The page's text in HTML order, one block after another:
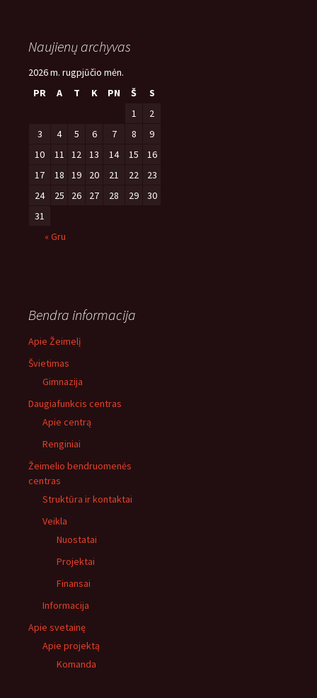
Naujienų archyvas
2026 m. rugpjūčio mėn.
PR
A T K PN Š
S
1
2
3
4 5 6 7 8
9
10
11 12 13 14 15
16
17
18 19 20 21 22
23
24
25 26 27 28 29
30
31
« Gru
Bendra informacija
Apie Žeimelį
Švietimas
Gimnazija
Daugiafunkcis centras
Apie centrą
Renginiai
Žeimelio bendruomenės
centras
Struktūra ir kontaktai
Veikla
Nuostatai
Projektai
Finansai
Informacija
Apie svetainę
Apie projektą
Komanda